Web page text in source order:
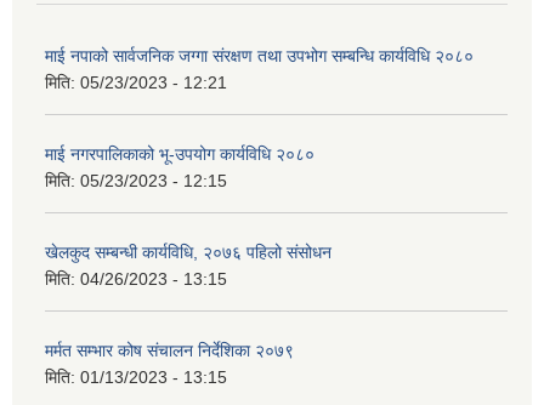
माई नपाको सार्वजनिक जग्गा संरक्षण तथा उपभोग सम्बन्धि कार्यविधि २०८०
मिति: 05/23/2023 - 12:21
माई नगरपालिकाको भू-उपयोग कार्यविधि २०८०
मिति: 05/23/2023 - 12:15
खेलकुद सम्बन्धी कार्यविधि, २०७६ पहिलो संसोधन
मिति: 04/26/2023 - 13:15
मर्मत सम्भार कोष संचालन निर्देशिका २०७९
मिति: 01/13/2023 - 13:15